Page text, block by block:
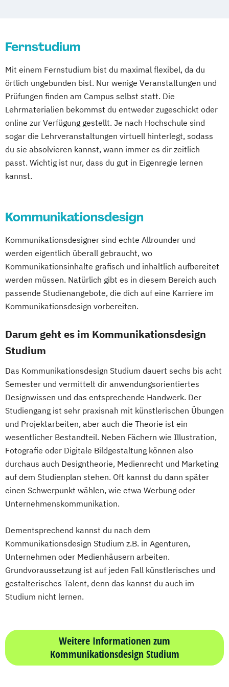
Fernstudium
Mit einem Fernstudium bist du maximal flexibel, da du
örtlich ungebunden bist. Nur wenige Veranstaltungen und
Prüfungen finden am Campus selbst statt. Die
Lehrmaterialien bekommst du entweder zugeschickt oder
online zur Verfügung gestellt. Je nach Hochschule sind
sogar die Lehrveranstaltungen virtuell hinterlegt, sodass
du sie absolvieren kannst, wann immer es dir zeitlich
passt. Wichtig ist nur, dass du gut in Eigenregie lernen
kannst.
Kommunikationsdesign
Kommunikationsdesigner sind echte Allrounder und
werden eigentlich überall gebraucht, wo
Kommunikationsinhalte grafisch und inhaltlich aufbereitet
werden müssen. Natürlich gibt es in diesem Bereich auch
passende Studienangebote, die dich auf eine Karriere im
Kommunikationsdesign vorbereiten.
Darum geht es im Kommunikationsdesign
Studium
Das Kommunikationsdesign Studium dauert sechs bis acht
Semester und vermittelt dir anwendungsorientiertes
Designwissen und das entsprechende Handwerk. Der
Studiengang ist sehr praxisnah mit künstlerischen Übungen
und Projektarbeiten, aber auch die Theorie ist ein
wesentlicher Bestandteil. Neben Fächern wie Illustration,
Fotografie oder Digitale Bildgestaltung können also
durchaus auch Designtheorie, Medienrecht und Marketing
auf dem Studienplan stehen. Oft kannst du dann später
einen Schwerpunkt wählen, wie etwa Werbung oder
Unternehmenskommunikation.
Dementsprechend kannst du nach dem
Kommunikationsdesign Studium z.B. in Agenturen,
Unternehmen oder Medienhäusern arbeiten.
Grundvoraussetzung ist auf jeden Fall künstlerisches und
gestalterisches Talent, denn das kannst du auch im
Studium nicht lernen.
Weitere Informationen zum
Kommunikationsdesign Studium